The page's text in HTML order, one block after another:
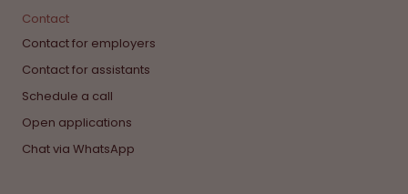
Contact
Contact for employers
Contact for assistants
Schedule a call
Open applications
Chat via WhatsApp